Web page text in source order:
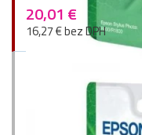
20,01 €
16,27 € bez DPH